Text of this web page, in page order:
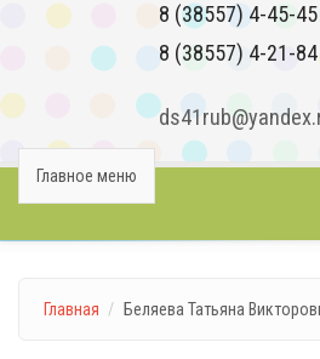
8 (38557) 4-45-45
8 (38557) 4-21-84
Главное меню
Главная Беляева Татьяна